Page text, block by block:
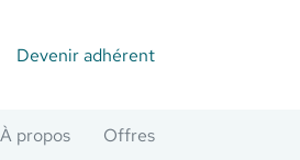
Devenir adhérent
À propos Offres